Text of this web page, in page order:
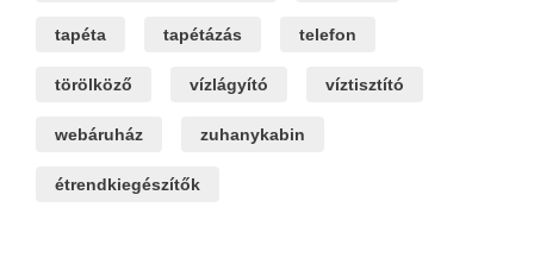
tapéta tapétázás telefon
törölköző vízlágyító víztisztító
webáruház zuhanykabin
étrendkiegészítők